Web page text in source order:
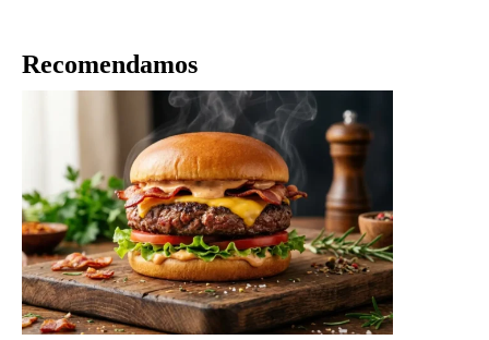
Recomendamos